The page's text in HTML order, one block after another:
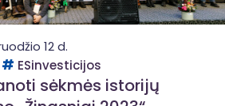
12 d.
ESinvesticijos
sėkmės istorijų